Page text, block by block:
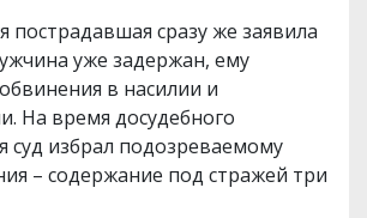
пострадавшая сразу же заявила
уже задержан, ему
в насилии и
На время досудебного
суд избрал подозреваемому
– содержание под стражей три